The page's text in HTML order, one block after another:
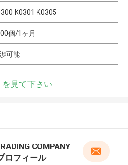
K0301 K0305
個/1ヶ月
可能
を見て下さい
COMPANY
ロフィール